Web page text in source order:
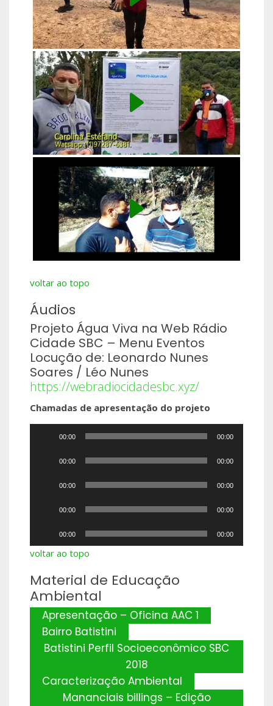
voltar ao topo
Áudios
Projeto Água Viva na Web Rádio
Cidade SBC – Menu Eventos
Locução de: Leonardo Nunes
Soares / Léo Nunes
https://webradiocidadesbc.xyz/
Chamadas de apresentação do projeto
Tocador
00:00 00:00
Tocador
00:00 00:00
Tocador
00:00 00:00
Tocador
00:00 00:00
Tocador
de
00:00 00:00
voltar ao topo
Material de Educação
Ambiental
Apresentação – Oficina AAC 1
Bairro Batistini
Batistini Perfil Socioeconômico SBC
2018
Caracterização Ambiental
Mananciais billings – Edição